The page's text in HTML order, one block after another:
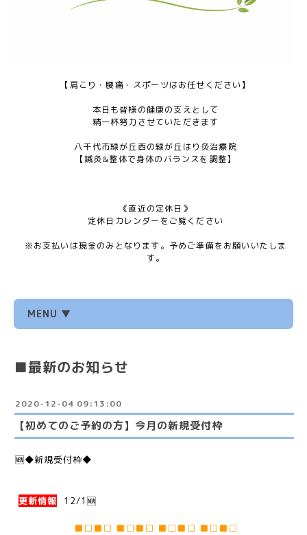
【肩こり・腰痛・スポーツはお任せください】
本日も皆様の健康の支えとして
精一杯努力させていただきます
八千代市緑が丘西の緑が丘はり灸治療院
【鍼灸&整体で身体のバランスを調整】
《直近の定休日》
定休日カレンダーをご覧ください
※お支払いは現金のみとなります。予めご準備をお願いいたしま
す。
MENU ▼
■最新のお知らせ
2020-12-04 09:13:00
【初めてのご予約の方】今月の新規受付枠
🆕◆新規受付枠◆
更新情報 12/1🆕
■□■□ ■□■□ ■□■□ ■□■□